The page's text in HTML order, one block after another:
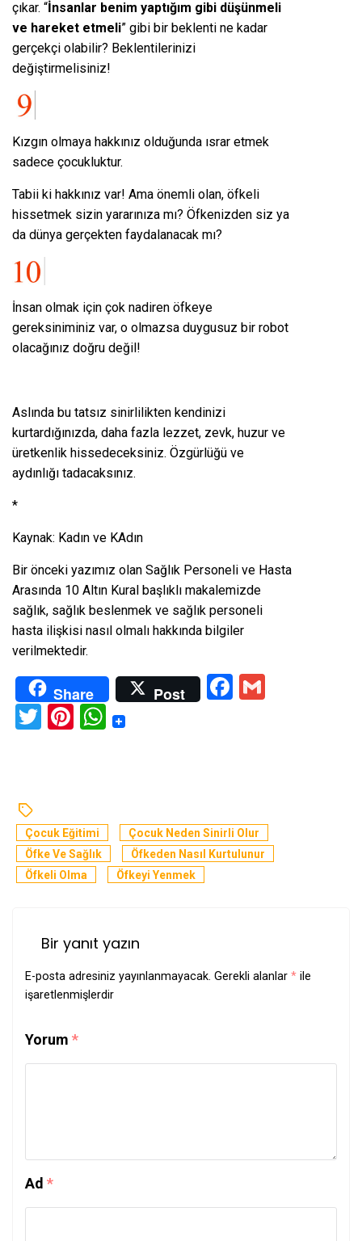
çıkar. “İnsanlar benim yaptığım gibi düşünmeli
ve hareket etmeli” gibi bir beklenti ne kadar
gerçekçi olabilir? Beklentilerinizi
değiştirmelisiniz!
Kızgın olmaya hakkınız olduğunda ısrar etmek
sadece çocukluktur.
Tabii ki hakkınız var! Ama önemli olan, öfkeli
hissetmek sizin yararınıza mı? Öfkenizden siz ya
da dünya gerçekten faydalanacak mı?
İnsan olmak için çok nadiren öfkeye
gereksiniminiz var, o olmazsa duygusuz bir robot
olacağınız doğru değil!
Aslında bu tatsız sinirlilikten kendinizi
kurtardığınızda, daha fazla lezzet, zevk, huzur ve
üretkenlik hissedeceksiniz. Özgürlüğü ve
aydınlığı tadacaksınız.
*
Kaynak: Kadın ve KAdın
Bir önceki yazımız olan Sağlık Personeli ve Hasta
Arasında 10 Altın Kural başlıklı makalemizde
sağlık, sağlık beslenmek ve sağlık personeli
hasta ilişkisi nasıl olmalı hakkında bilgiler
verilmektedir.
Share Post Facebook
Twitter
Pinterest
WhatsApp
Çocuk Eğitimi
Çocuk Neden Sinirli Olur
Öfke Ve Sağlık
Öfkeden Nasıl Kurtulunur
Öfkeli Olma
Öfkeyi Yenmek
Bir yanıt yazın
E-posta adresiniz yayınlanmayacak. Gerekli alanlar * ile
işaretlenmişlerdir
Yorum *
Ad *